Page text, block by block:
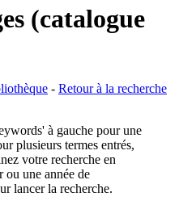
(catalogue
- Retour à la recherche
à gauche pour une
plusieurs termes entrés,
votre recherche en
ou une année de
lancer la recherche.